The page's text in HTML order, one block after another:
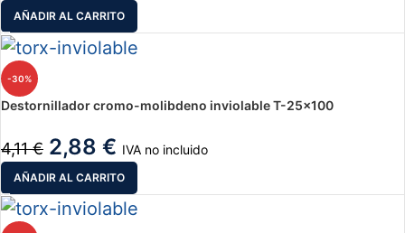
AÑADIR AL CARRITO
-30%
Destornillador cromo-molibdeno inviolable T-25×100
4,11€ 2,88 € IVA no incluido
AÑADIR AL CARRITO